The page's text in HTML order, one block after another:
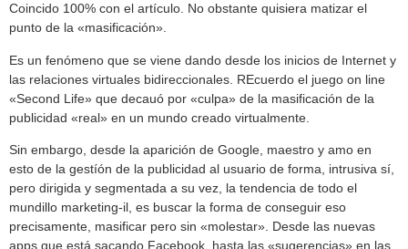
Coincido 100% con el artículo. No obstante quisiera matizar el
punto de la «masificación».
Es un fenómeno que se viene dando desde los inicios de Internet y
las relaciones virtuales bidireccionales. REcuerdo el juego on line
«Second Life» que decauó por «culpa» de la masificación de la
publicidad «real» en un mundo creado virtualmente.
Sin embargo, desde la aparición de Google, maestro y amo en
esto de la gestíón de la publicidad al usuario de forma, intrusiva sí,
pero dirigida y segmentada a su vez, la tendencia de todo el
mundillo marketing-il, es buscar la forma de conseguir eso
precisamente, masificar pero sin «molestar». Desde las nuevas
apps que está sacando Facebook, hasta las «sugerencias» en las